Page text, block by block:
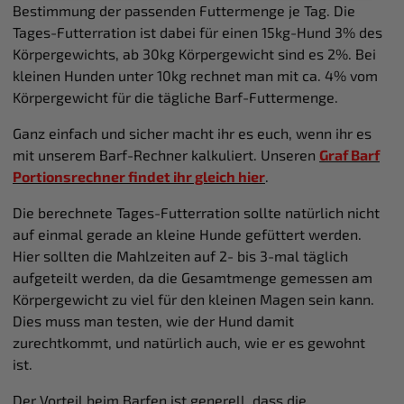
haben. Weitere Details hierzu finden Sie in unserer
Datenschutzerklärung.
Bestimmung der passenden Futtermenge je Tag. Die
Tages-Futterration ist dabei für einen 15kg-Hund 3% des
Körpergewichts, ab 30kg Körpergewicht sind es 2%. Bei
kleinen Hunden unter 10kg rechnet man mit ca. 4% vom
Körpergewicht für die tägliche Barf-Futtermenge.
Ganz einfach und sicher macht ihr es euch, wenn ihr es
mit unserem Barf-Rechner kalkuliert. Unseren Graf Barf
Portionsrechner findet ihr gleich hier
Die berechnete Tages-Futterration sollte natürlich nicht
auf einmal gerade an kleine Hunde gefüttert werden.
Hier sollten die Mahlzeiten auf 2- bis 3-mal täglich
aufgeteilt werden, da die Gesamtmenge gemessen am
Körpergewicht zu viel für den kleinen Magen sein kann.
Dies muss man testen, wie der Hund damit
zurechtkommt, und natürlich auch, wie er es gewohnt
ist.
Der Vorteil beim Barfen ist generell, dass die